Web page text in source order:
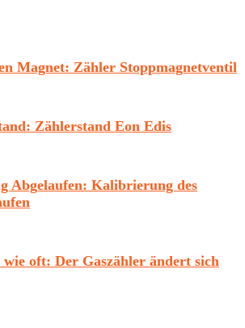
Magnet: Zähler Stoppmagnetventil
Zählerstand Eon Edis
Abgelaufen: Kalibrierung des
wie oft: Der Gaszähler ändert sich